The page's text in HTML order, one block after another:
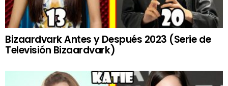
Bizaardvark Antes y Después 2023 (Serie de
Televisión Bizaardvark)